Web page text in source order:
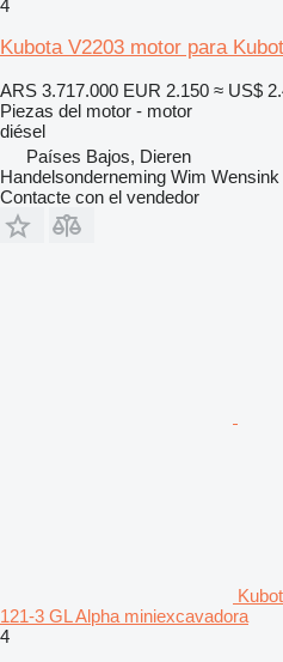
4
Kubota V2203 motor para
ARS 3.717.000 EUR 2.150 ≈ US$
Piezas del motor - motor
diésel
Países Bajos, Dieren
Handelsonderneming Wim
Contacte con el vendedor
121-3 GL Alpha miniexcavadora
4